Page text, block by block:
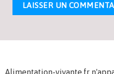
Alimentation-vivante.fr